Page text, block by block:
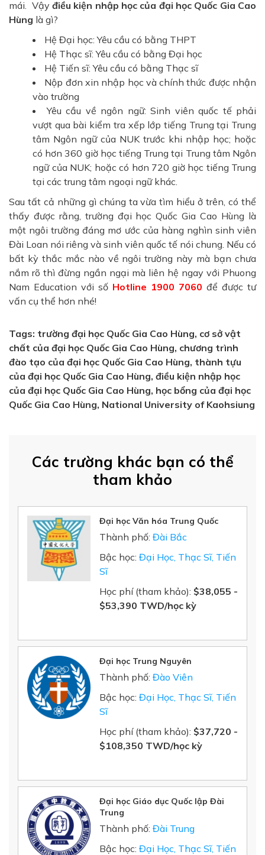
mái. Vậy điều kiện nhập học của đại học Quốc Gia Cao
Hùng là gì?
Hệ Đại học: Yêu cầu có bằng THPT
Hệ Thạc sĩ: Yêu cầu có bằng Đại học
Hệ Tiến sĩ: Yêu cầu có bằng Thạc sĩ
Nộp đơn xin nhập học và chính thức được nhận
vào trường
Yêu cầu về ngôn ngữ: Sinh viên quốc tế phải
vượt qua bài kiểm tra xếp lớp tiếng Trung tại Trung
tâm Ngôn ngữ của NUK trước khi nhập học; hoặc
có hơn 360 giờ học tiếng Trung tại Trung tâm Ngôn
ngữ của NUK; hoặc có hơn 720 giờ học tiếng Trung
tại các trung tâm ngoại ngữ khác.
Sau tất cả những gì chúng ta vừa tìm hiểu ở trên, có thể
thấy được rằng, trường đại học Quốc Gia Cao Hùng là
một ngôi trường đáng mơ ước của hàng nghìn sinh viên
Đài Loan nói riêng và sinh viên quốc tế nói chung. Nếu có
bất kỳ thắc mắc nào về ngôi trường này mà bạn chưa
nắm rõ thì đừng ngần ngại mà liên hệ ngay với Phuong
Nam Education với số Hotline 1900 7060 để được tư
vấn cụ thể hơn nhé!
Tags: trường đại học Quốc Gia Cao Hùng, cơ sở vật
chất của đại học Quốc Gia Cao Hùng, chương trình
đào tạo của đại học Quốc Gia Cao Hùng, thành tựu
của đại học Quốc Gia Cao Hùng, điều kiện nhập học
của đại học Quốc Gia Cao Hùng, học bổng của đại học
Quốc Gia Cao Hùng, National University of Kaohsiung
Các trường khác bạn có thể
tham khảo
Đại học Văn hóa Trung Quốc
Thành phố: Đài Bắc
Bậc học: Đại Học, Thạc Sĩ, Tiến
Sĩ
Học phí (tham khảo): $38,055 -
$53,390 TWD/học kỳ
Đại học Trung Nguyên
Thành phố: Đào Viên
Bậc học: Đại Học, Thạc Sĩ, Tiến
Sĩ
Học phí (tham khảo): $37,720 -
$108,350 TWD/học kỳ
Đại học Giáo dục Quốc lập Đài
Trung
Thành phố: Đài Trung
Bậc học: Đại Học, Thạc Sĩ, Tiến